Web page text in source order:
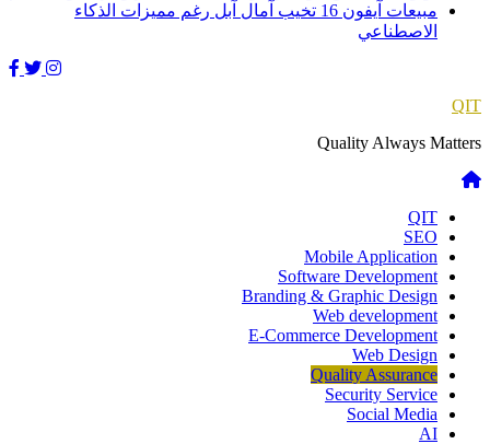
مبيعات آيفون 16 تخيب آمال آبل رغم مميزات الذكاء
الاصطناعي
QIT
Quality Always Matters
QIT
SEO
Mobile Application
Software Development
Branding & Graphic Design
Web development
E-Commerce Development
Web Design
Quality Assurance
Security Service
Social Media
AI